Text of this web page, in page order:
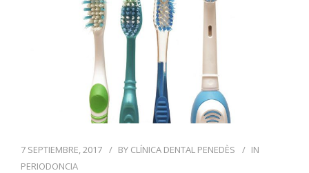
7 SEPTIEMBRE, 2017 BY CLÍNICA DENTAL PENEDÈS
IN
PERIODONCIA